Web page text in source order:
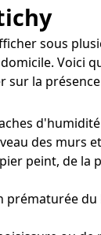
sous
Voici
sur la
des murs
peint, de la
prématurée du